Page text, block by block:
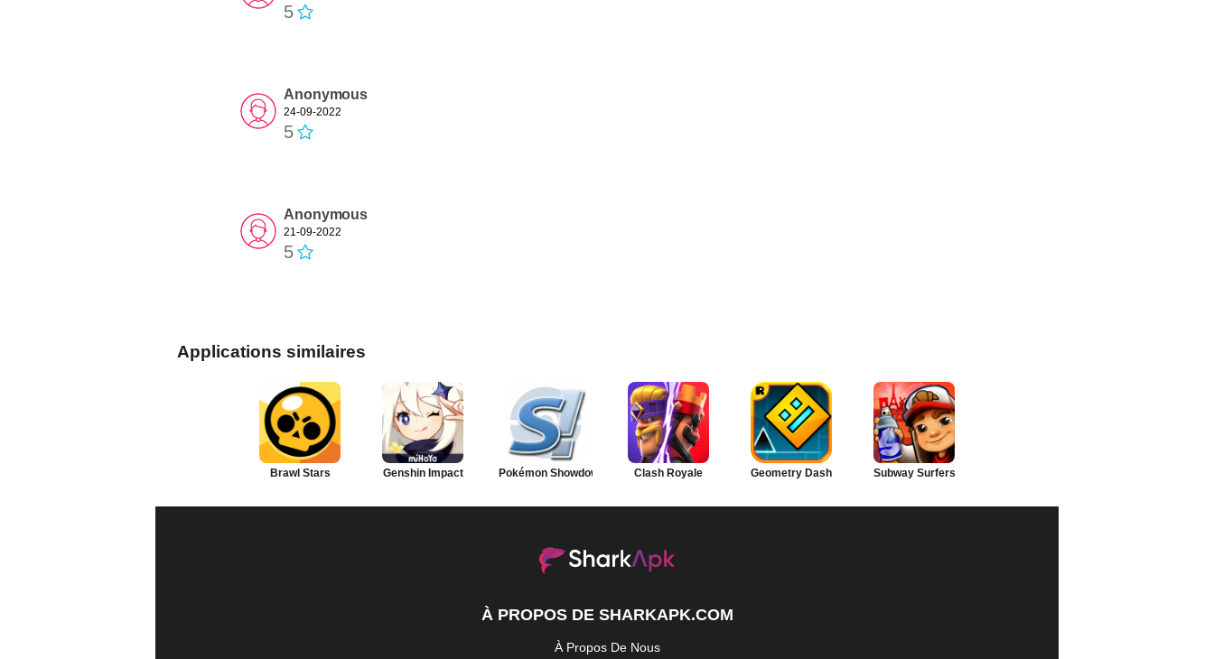
5
Anonymous
24-09-2022
5
Anonymous
21-09-2022
5
Applications similaires
Brawl Stars Genshin Impact Pokémon Showdown Clash Royale Geometry Dash Subway Surfers
À PROPOS DE SHARKAPK.COM
À Propos De Nous